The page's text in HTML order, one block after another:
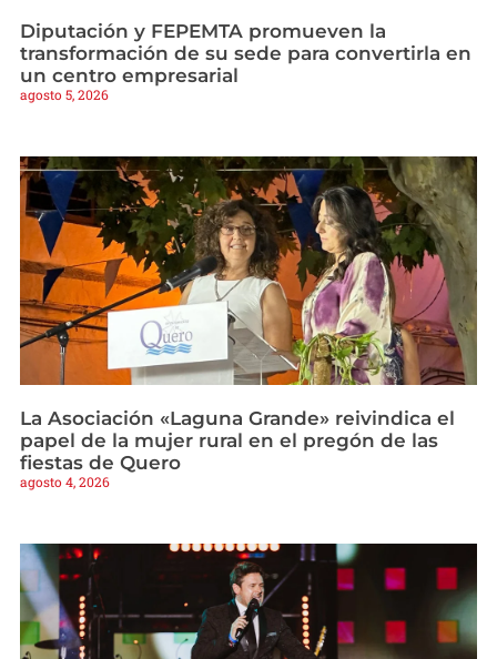
Diputación y FEPEMTA promueven la
transformación de su sede para convertirla en
un centro empresarial
agosto 5, 2026
La Asociación «Laguna Grande» reivindica el
papel de la mujer rural en el pregón de las
fiestas de Quero
agosto 4, 2026